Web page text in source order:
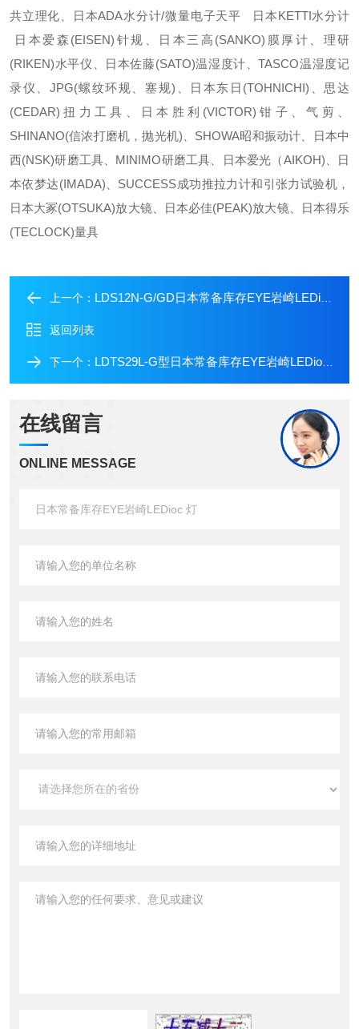
共立理化、日本ADA水分计/微量电子天平 日本KETTI水分计
日本爱森(EISEN)针规、日本三高(SANKO)膜厚计、理研
(RIKEN)水平仪、日本佐藤(SATO)温湿度计、TASCO温湿度记
录仪、JPG(螺纹环规、塞规)、日本东日(TOHNICHI)、思达
(CEDAR)扭力工具、日本胜利(VICTOR)钳子、气剪、
SHINANO(信浓打磨机，抛光机)、SHOWA昭和振动计、日本中
西(NSK)研磨工具、MINIMO研磨工具、日本爱光（AIKOH)、日
本依梦达(IMADA)、SUCCESS成功推拉力计和引张力试验机，
日本大冢(OTSUKA)放大镜、日本必佳(PEAK)放大镜、日本得乐
(TECLOCK)量具
上一个： LDS12N-G/GD日本常备库存EYE岩崎LEDioc 灯
返回列表
下一个： LDTS29L-G型日本常备库存EYE岩崎LEDioc 灯
在线留言
ONLINE MESSAGE